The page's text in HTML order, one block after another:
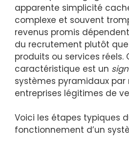
apparente simplicité
complexe et souvent
revenus promis
du recrutement plutôt
produits ou services réels.
caractéristique est un
systèmes pyramidaux par
entreprises légitimes de
Voici les étapes typiques
fonctionnement d’un